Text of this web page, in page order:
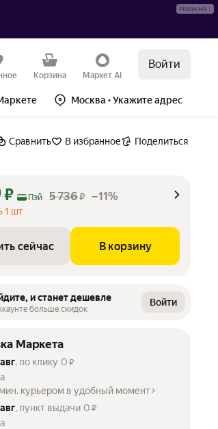
Корзина Маркет AI
Войти
Москва • Укажите адрес
РЕКЛАМА
Сравнить В избранное Поделиться
₽ Пэй 5 736₽ –11%
1 шт
сейчас В корзину
сейчас В корзину
и станет дешевле
больше скидок
Войти
Маркета
, по клику 0 ₽
курьером в удобный момент
, пункт выдачи 0 ₽